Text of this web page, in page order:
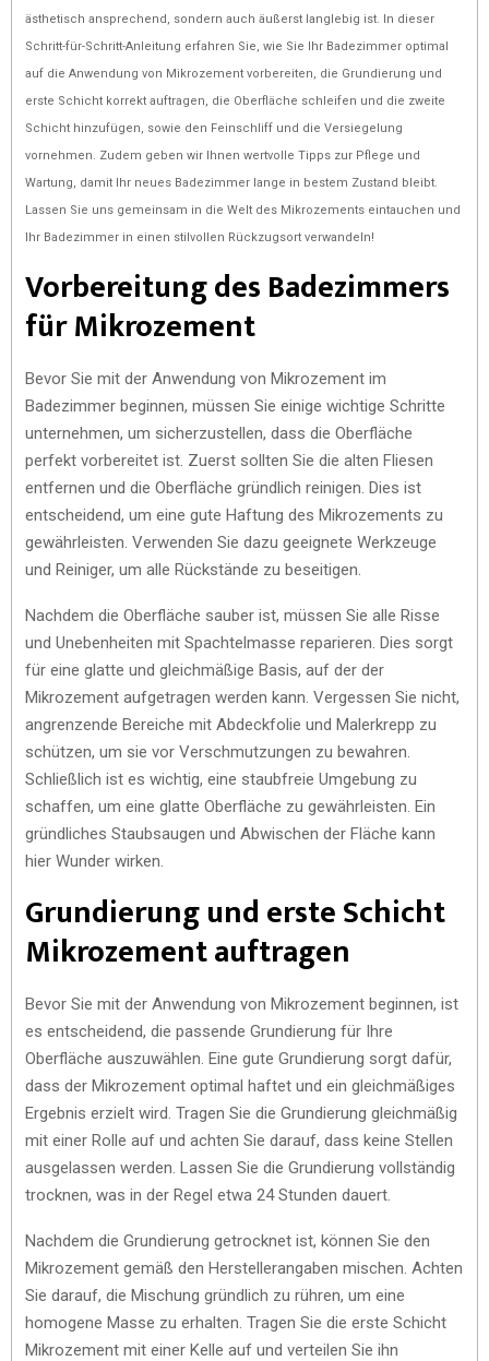
ästhetisch ansprechend, sondern auch äußerst langlebig ist. In dieser
Schritt-für-Schritt-Anleitung erfahren Sie, wie Sie Ihr Badezimmer optimal
auf die Anwendung von Mikrozement vorbereiten, die Grundierung und
erste Schicht korrekt auftragen, die Oberfläche schleifen und die zweite
Schicht hinzufügen, sowie den Feinschliff und die Versiegelung
vornehmen. Zudem geben wir Ihnen wertvolle Tipps zur Pflege und
Wartung, damit Ihr neues Badezimmer lange in bestem Zustand bleibt.
Lassen Sie uns gemeinsam in die Welt des Mikrozements eintauchen und
Ihr Badezimmer in einen stilvollen Rückzugsort verwandeln!
Vorbereitung des Badezimmers
für Mikrozement
Bevor Sie mit der Anwendung von Mikrozement im
Badezimmer beginnen, müssen Sie einige wichtige Schritte
unternehmen, um sicherzustellen, dass die Oberfläche
perfekt vorbereitet ist. Zuerst sollten Sie die alten Fliesen
entfernen und die Oberfläche gründlich reinigen. Dies ist
entscheidend, um eine gute Haftung des Mikrozements zu
gewährleisten. Verwenden Sie dazu geeignete Werkzeuge
und Reiniger, um alle Rückstände zu beseitigen.
Nachdem die Oberfläche sauber ist, müssen Sie alle Risse
und Unebenheiten mit Spachtelmasse reparieren. Dies sorgt
für eine glatte und gleichmäßige Basis, auf der der
Mikrozement aufgetragen werden kann. Vergessen Sie nicht,
angrenzende Bereiche mit Abdeckfolie und Malerkrepp zu
schützen, um sie vor Verschmutzungen zu bewahren.
Schließlich ist es wichtig, eine staubfreie Umgebung zu
schaffen, um eine glatte Oberfläche zu gewährleisten. Ein
gründliches Staubsaugen und Abwischen der Fläche kann
hier Wunder wirken.
Grundierung und erste Schicht
Mikrozement auftragen
Bevor Sie mit der Anwendung von Mikrozement beginnen, ist
es entscheidend, die passende Grundierung für Ihre
Oberfläche auszuwählen. Eine gute Grundierung sorgt dafür,
dass der Mikrozement optimal haftet und ein gleichmäßiges
Ergebnis erzielt wird. Tragen Sie die Grundierung gleichmäßig
mit einer Rolle auf und achten Sie darauf, dass keine Stellen
ausgelassen werden. Lassen Sie die Grundierung vollständig
trocknen, was in der Regel etwa 24 Stunden dauert.
Nachdem die Grundierung getrocknet ist, können Sie den
Mikrozement gemäß den Herstellerangaben mischen. Achten
Sie darauf, die Mischung gründlich zu rühren, um eine
homogene Masse zu erhalten. Tragen Sie die erste Schicht
Mikrozement mit einer Kelle auf und verteilen Sie ihn